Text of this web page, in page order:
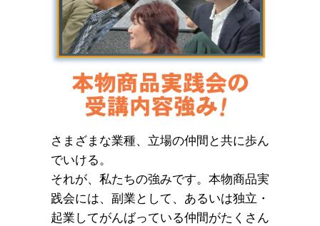
さまざまな業種、立場の仲間と共に歩ん
でいける。
それが、私たちの強みです。本物商品実
践会には、副業として、あるいは独立・
起業してがんばっている仲間がたくさん